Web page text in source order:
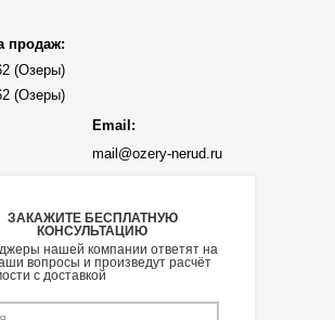
продаж:
Email:
mail@ozery-nerud.ru
ЗАКАЖИТЕ БЕСПЛАТНУЮ
КОНСУЛЬТАЦИЮ
нашей компании ответят на
вопросы и произведут расчёт
с доставкой